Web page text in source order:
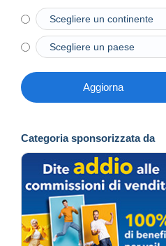
Aggiorna
Categoria sponsorizzata da